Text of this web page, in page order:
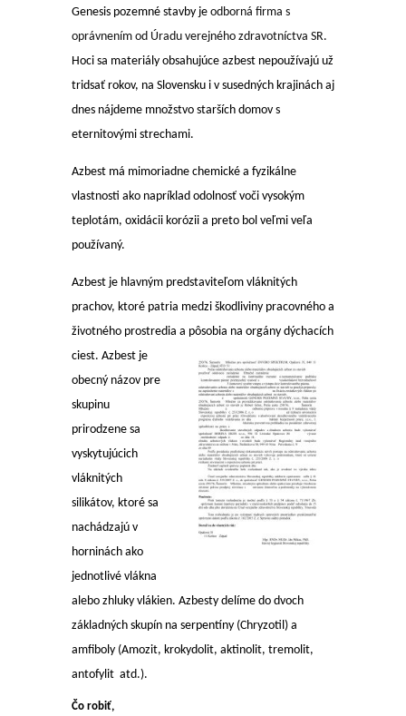
Genesis pozemné stavby je odborná firma s
oprávnením od Úradu verejného zdravotníctva SR.
Hoci sa materiály obsahujúce azbest nepoužívajú už
tridsať rokov, na Slovensku i v susedných krajinách aj
dnes nájdeme množstvo starších domov s
eternitovými strechami.
Azbest má mimoriadne chemické a fyzikálne
vlastnosti ako napríklad odolnosť voči vysokým
teplotám, oxidácii korózii a preto bol veľmi veľa
používaný.
Azbest je hlavným predstaviteľom vláknitých
prachov, ktoré patria medzi škodliviny pracovného a
životného prostredia a pôsobia na orgány dýchacích
ciest. Azbest je
obecný názov pre
skupinu
prirodzene sa
vyskytujúcich
vláknitých
silikátov, ktoré sa
nachádzajú v
horninách ako
jednotlivé vlákna
alebo zhluky vlákien. Azbesty delíme do dvoch
základných skupín na serpentíny (Chryzotil) a
amfiboly (Amozit, krokydolit, aktinolit, tremolit,
antofylit atd.).
Čo robiť,